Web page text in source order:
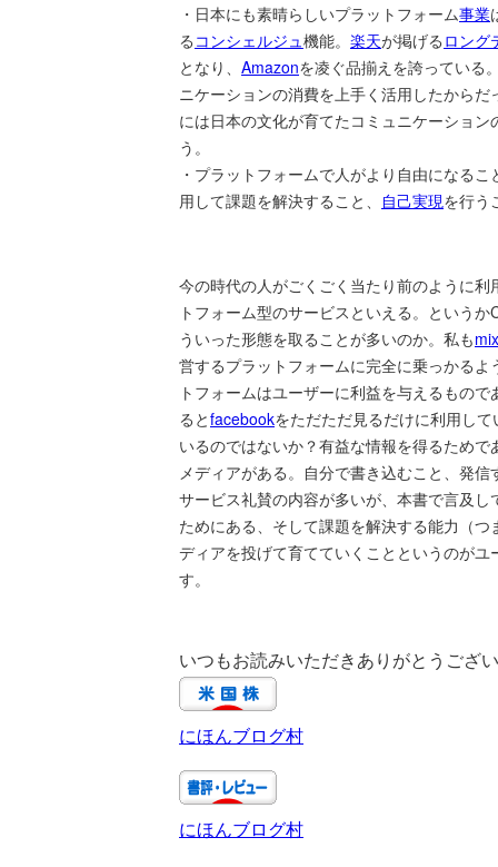
・日本にも素晴らしいプラットフォーム事業
る コンシェルジュ機能。 楽天が掲げる ロング
となり、 Amazonを凌ぐ品揃えを誇っている
ニケーションの消費を上手く活用したから
には日本の文化が育てたコミュニケーショ
う。
・プラットフォームで人がより自由になる
用して課題を解決すること、 自己実現を行う
今の時代の人がごくごく当たり前のように
トフォーム型のサービスといえる。という
ういった形態を取ることが多いのか。私も
営するプラットフォームに完全に乗っかる
トフォームはユーザーに利益を与えるもの
るとfacebookをただただ見るだけに利用し
いるのではないか？有益な情報を得るため
メディアがある。自分で書き込むこと、発信
サービス礼賛の内容が多いが、本書で言及
ためにある、そして課題を解決する能力（
ディアを投げて育てていくことというのがユ
す。
いつもお読みいただきありがとうござ
にほんブログ村
にほんブログ村